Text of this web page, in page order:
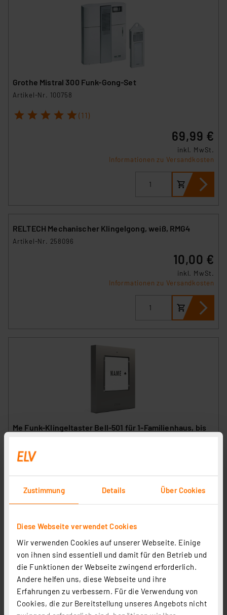
Zustimmung Details Über Cookies
Diese Webseite verwendet Cookies
Wir verwenden Cookies auf unserer Webseite. Einige
von ihnen sind essentiell und damit für den Betrieb und
die Funktionen der Webseite zwingend erforderlich.
Andere helfen uns, diese Webseite und ihre
Erfahrungen zu verbessern. Für die Verwendung von
Cookies, die zur Bereitstellung unseres Angebots nicht
Grothe Mistral 300 Funk-Gong-Set
Artikel-Nr. 100758
1 2 3 4 5 (11)
69,99 €
inkl. MwSt.
Informationen zu Versandkosten
RELTECH Mechanischer Klingelgong, weiß, RMG4
Artikel-Nr. 258096
10,00 €
inkl. MwSt.
Informationen zu Versandkosten
Me Funk-Klingeltaster Bell-501 für 1-Familienhaus, bis
Artikel-Nr. 252763
Informationen zu Versandkosten